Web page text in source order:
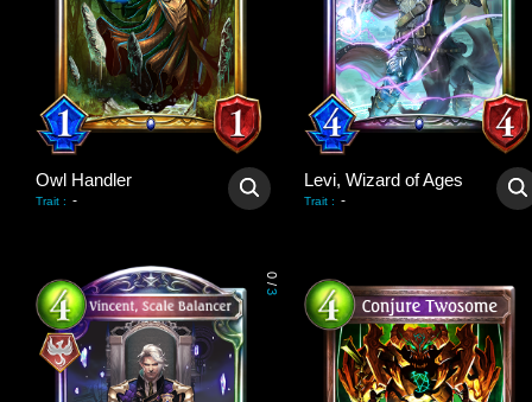
Owl Handler
Trait : -
Levi, Wizard of Ages
Trait : -
0
/
3